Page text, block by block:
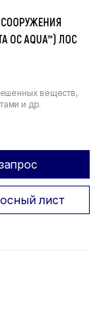
ОС AQUA™) ЛОС
веществ,
и др.
лист